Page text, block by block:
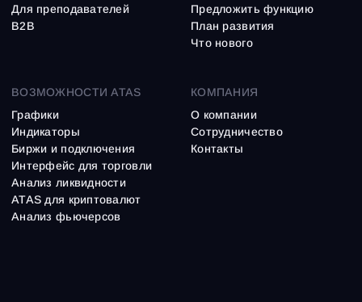
ВОЗМОЖНОСТИ ATAS
Графики
Индикаторы
Биржи и подключения
Интерфейс для торговли
Анализ ликвидности
ATAS для криптовалют
Анализ фьючерсов
Для преподавателей
B2B
Предложить функцию
План развития
Что нового
КОМПАНИЯ
О компании
Сотрудничество
Контакты